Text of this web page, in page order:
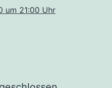
um 21:00 Uhr